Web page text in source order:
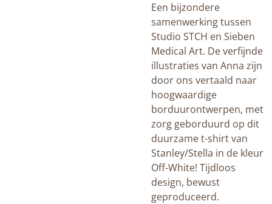
Een bijzondere
samenwerking tussen
Studio STCH en Sieben
Medical Art. De verfijnde
illustraties van Anna zijn
door ons vertaald naar
hoogwaardige
borduurontwerpen, met
zorg geborduurd op dit
duurzame t-shirt van
Stanley/Stella in de kleur
Off-White! Tijdloos
design, bewust
geproduceerd.